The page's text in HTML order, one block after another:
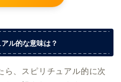
ル的な意味は？
ら、スピリチュアル的に次